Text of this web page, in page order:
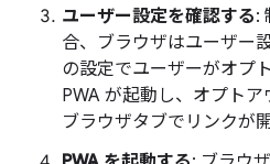
ユーザー設定を確認する:
合、ブラウザはユーザー
の設定でユーザーがオプ
PWA が起動し、オプト
ブラウザタブでリンクが開